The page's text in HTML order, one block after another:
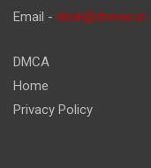
Email - desk@dnews.in
DMCA
Home
Privacy Policy